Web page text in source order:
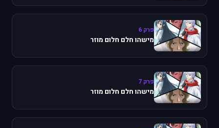
פרק 6
מישהו חלם חלום מוזר
פרק 7
מישהו חלם חלום מוזר